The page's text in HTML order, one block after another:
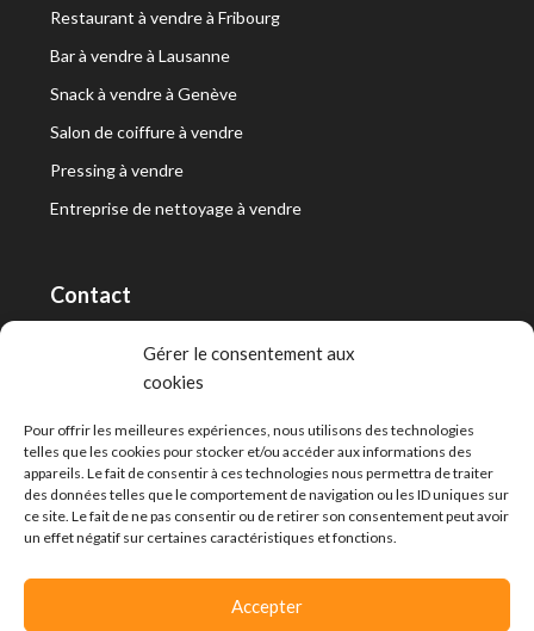
Gérer le consentement aux
cookies
Pour offrir les meilleures expériences, nous utilisons des technologies
telles que les cookies pour stocker et/ou accéder aux informations des
appareils. Le fait de consentir à ces technologies nous permettra de traiter
des données telles que le comportement de navigation ou les ID uniques sur
ce site. Le fait de ne pas consentir ou de retirer son consentement peut avoir
un effet négatif sur certaines caractéristiques et fonctions.
Accepter
Restaurant à vendre à Fribourg
Bar à vendre à Lausanne
Snack à vendre à Genève
Salon de coiffure à vendre
Pressing à vendre
Entreprise de nettoyage à vendre
Contact
RT Capital First SA/Ltd
info@capitalfirst.ch